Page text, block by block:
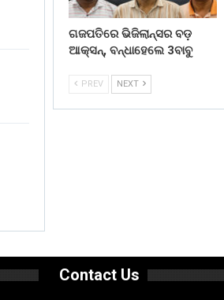
ଗଜପତିରେ ଭିଜିଲାନ୍ସର ବଡ଼
ଆକ୍ସନ୍, ବନ୍ଧାହେଲେ 3ବାବୁ
PREV NEXT
Contact Us